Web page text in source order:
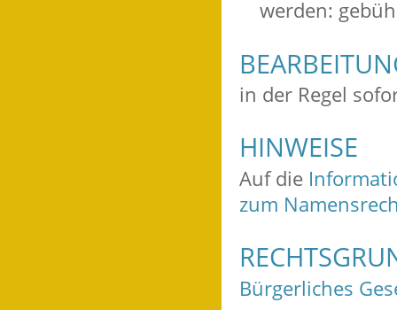
werden:
in der Regel
HINWEISE
Auf die
zum
Bürgerliches